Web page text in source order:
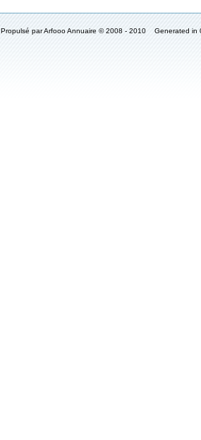
Propulsé par Arfooo Annuaire © 2008 - 2010 Generated